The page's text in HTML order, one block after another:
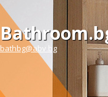
bathbg@abv.bg